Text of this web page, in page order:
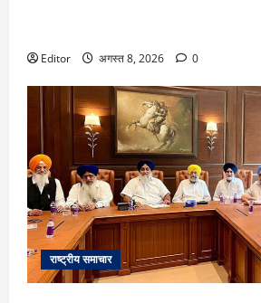
Editor अगस्त 8, 2026 0
राष्ट्रीय समाचार